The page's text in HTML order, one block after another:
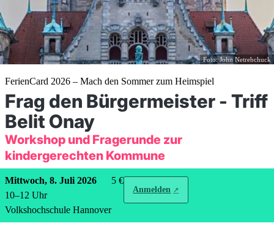
Foto: John Netrebchuck
FerienCard 2026 – Mach den Sommer zum Heimspiel
Frag den Bürgermeister - Triff
Belit Onay
Workshop und Fragerunde zur
kindergerechten Kommune
Mittwoch, 8. Juli 2026
10–12 Uhr
Volkshochschule Hannover
5 €
Anmelden